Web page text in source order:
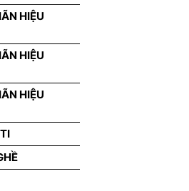
HIỆU
HIỆU
HIỆU